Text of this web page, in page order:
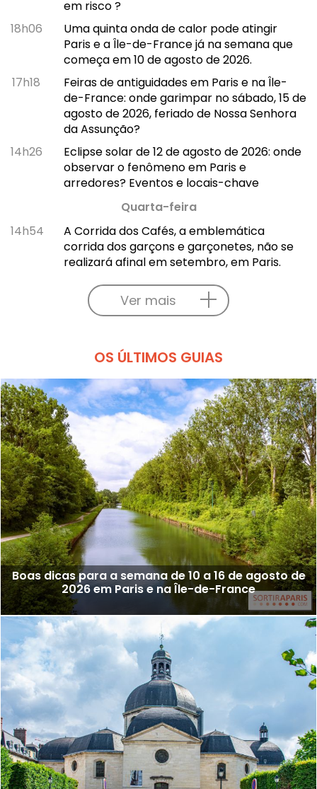
em risco ?
18h06
Uma quinta onda de calor pode atingir
Paris e a Île-de-France já na semana que
começa em 10 de agosto de 2026.
17h18
Feiras de antiguidades em Paris e na Île-
de-France: onde garimpar no sábado, 15 de
agosto de 2026, feriado de Nossa Senhora
da Assunção?
14h26
Eclipse solar de 12 de agosto de 2026: onde
observar o fenômeno em Paris e
arredores? Eventos e locais-chave
Quarta-feira
14h54
A Corrida dos Cafés, a emblemática
corrida dos garçons e garçonetes, não se
realizará afinal em setembro, em Paris.
Ver mais
OS ÚLTIMOS GUIAS
Boas dicas para a semana de 10 a 16 de agosto de
2026 em Paris e na Île-de-France